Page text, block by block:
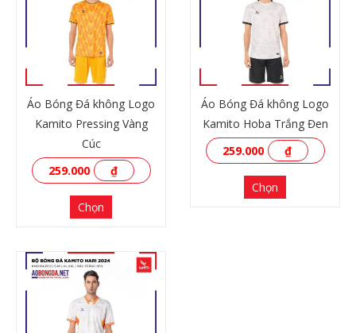
XEM THÊM
Áo Bóng Đá không Logo
Kamito Pressing Vàng
Cúc
259.000
₫
Chọn
Áo Bóng Đá không Logo
Kamito Hoba Trắng Đen
259.000
₫
Chọn